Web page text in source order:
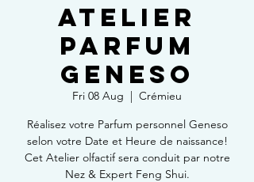
ATELIER
PARFUM
GENESO
Fri 08 Aug
  |
Crémieu
Réalisez votre Parfum personnel Geneso
selon votre Date et Heure de naissance!
Cet Atelier olfactif sera conduit par notre
Nez & Expert Feng Shui.